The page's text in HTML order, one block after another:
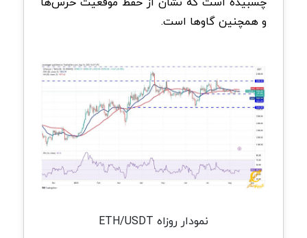
و همچنین گاوها است.
نمودار روزاه ETH/USDT